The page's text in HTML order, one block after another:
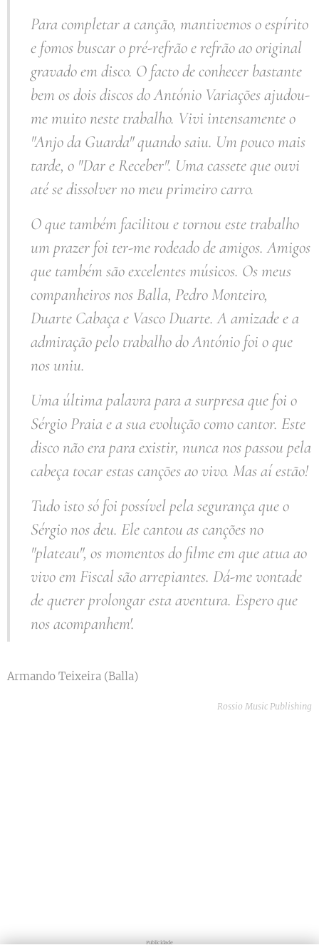
Para completar a canção, mantivemos o espírito
e fomos buscar o pré-refrão e refrão ao original
gravado em disco. O facto de conhecer bastante
bem os dois discos do António Variações ajudou-
me muito neste trabalho. Vivi intensamente o
"Anjo da Guarda" quando saiu. Um pouco mais
tarde, o "Dar e Receber". Uma cassete que ouvi
até se dissolver no meu primeiro carro.
O que também facilitou e tornou este trabalho
um prazer foi ter-me rodeado de amigos. Amigos
que também são excelentes músicos. Os meus
companheiros nos Balla, Pedro Monteiro,
Duarte Cabaça e Vasco Duarte. A amizade e a
admiração pelo trabalho do António foi o que
nos uniu.
Uma última palavra para a surpresa que foi o
Sérgio Praia e a sua evolução como cantor. Este
disco não era para existir, nunca nos passou pela
cabeça tocar estas canções ao vivo. Mas aí estão!
Tudo isto só foi possível pela segurança que o
Sérgio nos deu. Ele cantou as canções no
"plateau", os momentos do filme em que atua ao
vivo em Fiscal são arrepiantes. Dá-me vontade
de querer prolongar esta aventura. Espero que
nos acompanhem'.
Armando Teixeira (Balla)
Rossio Music Publishing
Publicidade